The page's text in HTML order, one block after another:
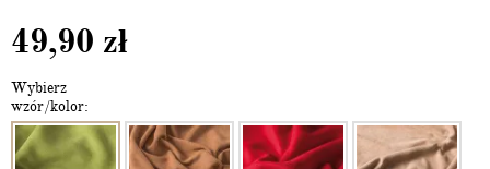
49,90 zł
Wybierz
wzór/kolor: